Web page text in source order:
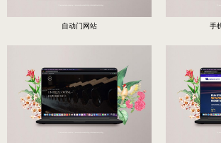
自动门网站 手